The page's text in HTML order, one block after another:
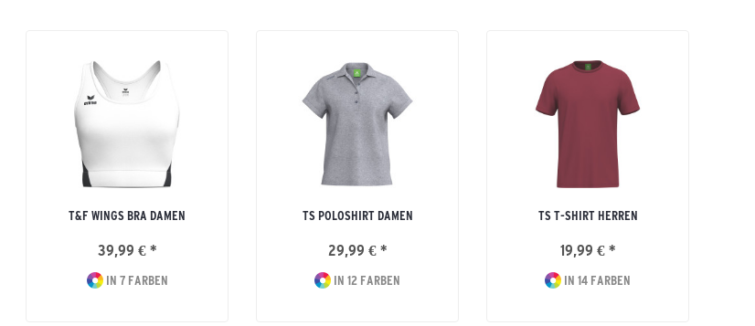
T&F WINGS BRA DAMEN
39,99 € *
IN 7 FARBEN
TS POLOSHIRT DAMEN
29,99 € *
IN 12 FARBEN
TS T-SHIRT HERREN
19,99 € *
IN 14 FARBEN